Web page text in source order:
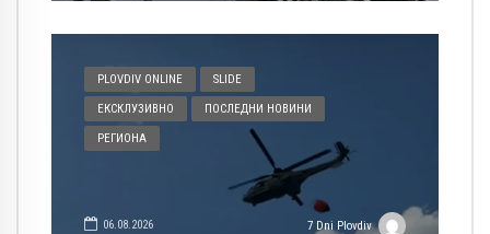
PLOVDIV ONLINE SLIDE
ЕКСКЛУЗИВНО ПОСЛЕДНИ НОВИНИ
РЕГИОНА
06.08.2026 7 Dni Plovdiv